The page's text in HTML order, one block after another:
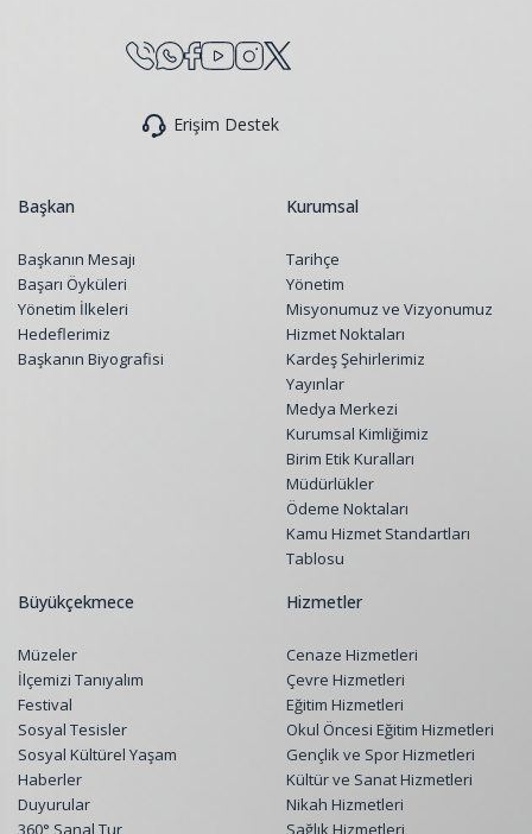
Erişim Destek
Başkan
Başkanın Mesajı
Başarı Öyküleri
Yönetim İlkeleri
Hedeflerimiz
Başkanın Biyografisi
Kurumsal
Tarihçe
Yönetim
Misyonumuz ve Vizyonumuz
Hizmet Noktaları
Kardeş Şehirlerimiz
Yayınlar
Medya Merkezi
Kurumsal Kimliğimiz
Birim Etik Kuralları
Müdürlükler
Ödeme Noktaları
Kamu Hizmet Standartları
Tablosu
Büyükçekmece
Müzeler
İlçemizi Tanıyalım
Festival
Sosyal Tesisler
Sosyal Kültürel Yaşam
Haberler
Duyurular
360° Sanal Tur
Hizmetler
Cenaze Hizmetleri
Çevre Hizmetleri
Eğitim Hizmetleri
Okul Öncesi Eğitim Hizmetleri
Gençlik ve Spor Hizmetleri
Kültür ve Sanat Hizmetleri
Nikah Hizmetleri
Sağlık Hizmetleri